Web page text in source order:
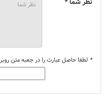
* لطفا حاصل عبارت را در جعبه متن